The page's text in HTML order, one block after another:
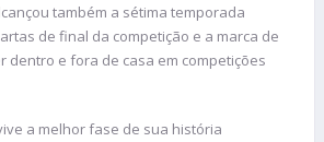
também a sétima temporada
de final da competição e a marca de
dentro e fora de casa em competições
a melhor fase de sua história